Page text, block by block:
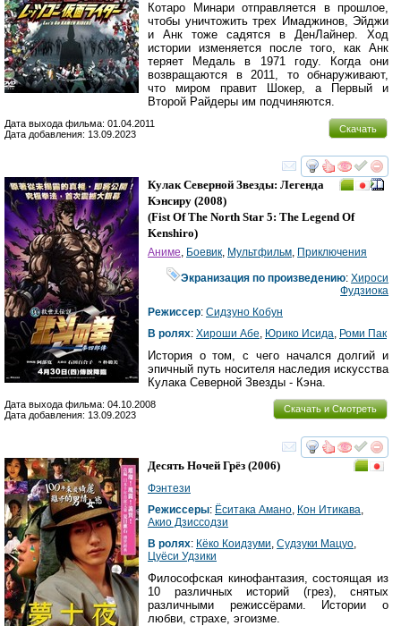
Котаро Минари отправляется в прошлое,
чтобы уничтожить трех Имаджинов, Эйджи
и Анк тоже садятся в ДенЛайнер. Ход
истории изменяется после того, как Анк
теряет Медаль в 1971 году. Когда они
возвращаются в 2011, то обнаруживают,
что миром правит Шокер, а Первый и
Второй Райдеры им подчиняются.
Скачать
Дата выхода фильма: 01.04.2011
Дата добавления: 13.09.2023
смотреть
Кулак Северной Звезды: Легенда
Кэнсиру (2008)
(Fist Of The North Star 5: The Legend Of
Kenshiro)
Аниме, Боевик, Мультфильм, Приключения
Экранизация по произведению:Хироси
Фудзиока
Режиссер: Сидзуно Кобун
В ролях: Хироши Абе, Юрико Исида, Роми Пак
История о том, с чего начался долгий и
эпичный путь носителя наследия искусства
Кулака Северной Звезды - Кэна.
Скачать и Смотреть
Дата выхода фильма: 04.10.2008
Дата добавления: 13.09.2023
смотреть
Десять Ночей Грёз (2006)
Фэнтези
Режиссеры: Ёситака Амано, Кон Итикава,
Акио Дзиссодзи
В ролях: Кёко Коидзуми, Судзуки Мацуо,
Цуёси Удзики
Философская кинофантазия, состоящая из
10 различных историй (грез), снятых
различными режиссёрами. Истории о
любви, страхе, эгоизме.